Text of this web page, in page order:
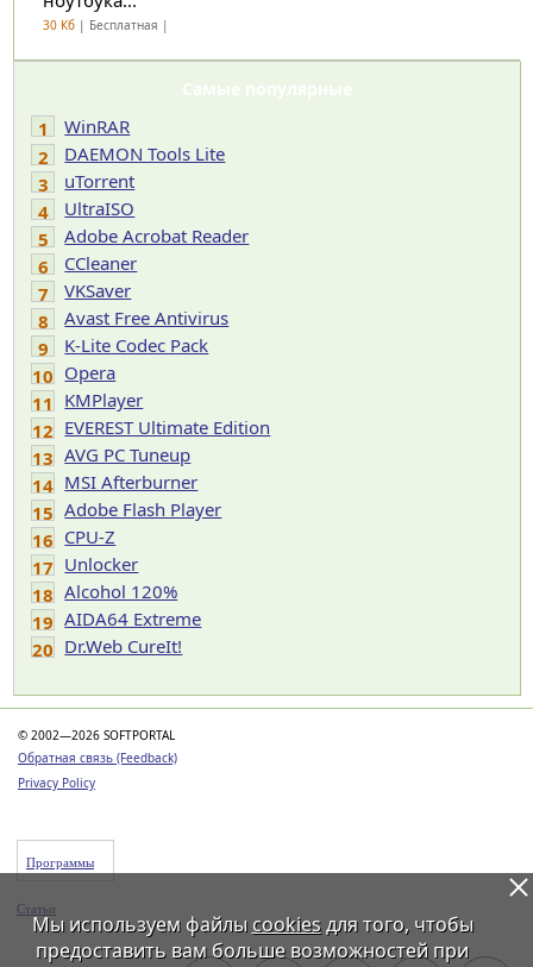
30 Кб| Бесплатная |
Самые популярные
1
WinRAR
2
DAEMON Tools Lite
3
uTorrent
4
UltraISO
5
Adobe Acrobat Reader
6
CCleaner
7
VKSaver
8
Avast Free Antivirus
9
K-Lite Codec Pack
10 Opera
11 KMPlayer
12 EVEREST Ultimate Edition
13 AVG PC Tuneup
14 MSI Afterburner
15 Adobe Flash Player
16 CPU-Z
17 Unlocker
18 Alcohol 120%
19 AIDA64 Extreme
20 Dr.Web CureIt!
© 2002—2026 SOFTPORTAL
Обратная связь (Feedback)
Privacy Policy
Программы
Статьи
Мы используем файлы cookiesдля того, чтобы
предоставить вам больше возможностей при